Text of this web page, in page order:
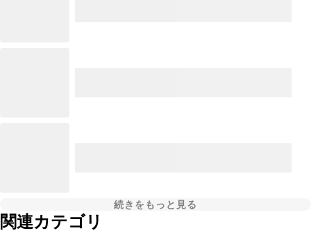
続きをもっと見る
関連カテゴリ